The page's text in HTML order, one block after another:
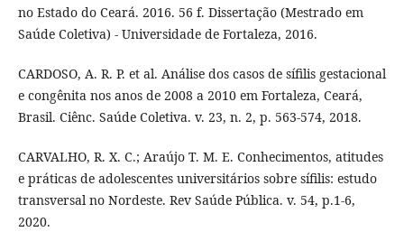
no Estado do Ceará. 2016. 56 f. Dissertação (Mestrado em
Saúde Coletiva) - Universidade de Fortaleza, 2016.
CARDOSO, A. R. P. et al. Análise dos casos de sífilis gestacional
e congênita nos anos de 2008 a 2010 em Fortaleza, Ceará,
Brasil. Ciênc. Saúde Coletiva. v. 23, n. 2, p. 563-574, 2018.
CARVALHO, R. X. C.; Araújo T. M. E. Conhecimentos, atitudes
e práticas de adolescentes universitários sobre sífilis: estudo
transversal no Nordeste. Rev Saúde Pública. v. 54, p.1-6,
2020.